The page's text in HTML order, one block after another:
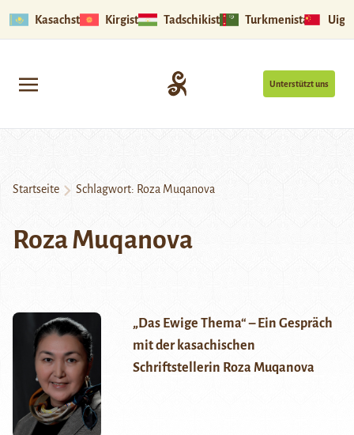
Kasachstan Kirgistan Tadschikistan Turkmenistan
Unterstützt uns
Startseite Schlagwort: Roza Muqanova
Roza Muqanova
„Das Ewige Thema“ – Ein Gespräch
mit der kasachischen
Schriftstellerin Roza Muqanova